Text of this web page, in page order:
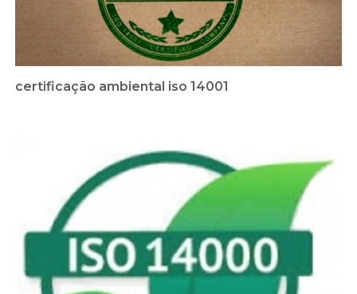
certificação ambiental iso 14001